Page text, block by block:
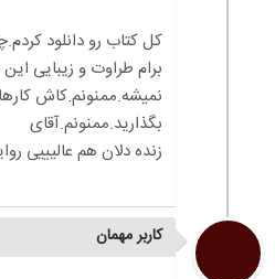
کل کتاب رو دانلود
برام طراوت و زیبایی
نمیشه.ممنونم.کاش
کاربر مهمان